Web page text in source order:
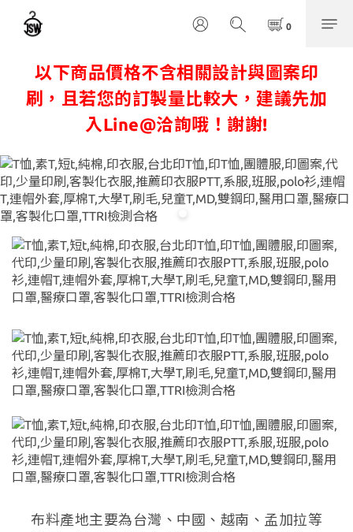
以下商品價格不含相關設計與圖案印
刷，且若您的訂製量比較大，建議先加
入Line@洽詢哦！謝謝!
布料產地主要為台灣、中國、越南、孟加拉等